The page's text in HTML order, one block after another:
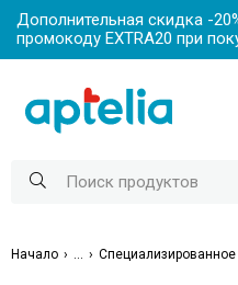
Дополнительная скидка -
промокоду EXTRA20 при
Начало Специализированное